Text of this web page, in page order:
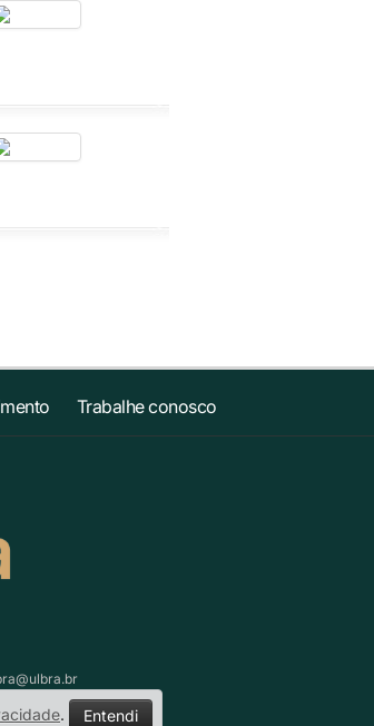
Trabalhe conosco
. Entendi